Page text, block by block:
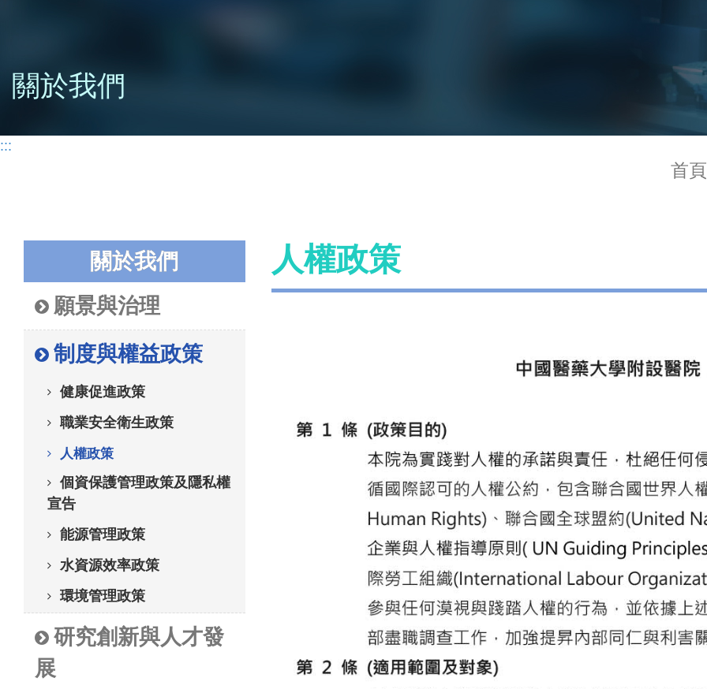
關於我們
:::
首頁
關於我們
願景與治理
制度與權益政策
健康促進政策
職業安全衛生政策
人權政策
個資保護管理政策及隱私權
宣告
能源管理政策
水資源效率政策
環境管理政策
研究創新與人才發
展
人權政策